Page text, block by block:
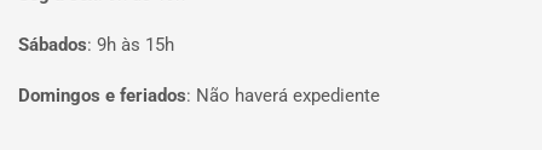
Sábados: 9h às 15h
Domingos e feriados: Não haverá expediente